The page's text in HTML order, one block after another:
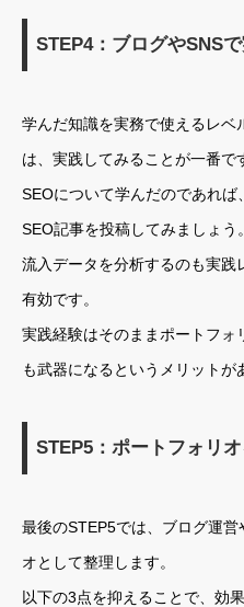
STEP4：ブログやSNS
学んだ知識を実務で使えるレベ
は、実践してみることが一番で
SEOについて学んだのであれ
SEO記事を投稿してみましょ
流入データを分析するのも実践
有効です。
実践経験はそのままポートフ
も武器になるというメリットが
STEP5：ポートフォリ
最後のSTEP5では、ブログ運
オとして整理します。
以下の3点を抑えることで、効